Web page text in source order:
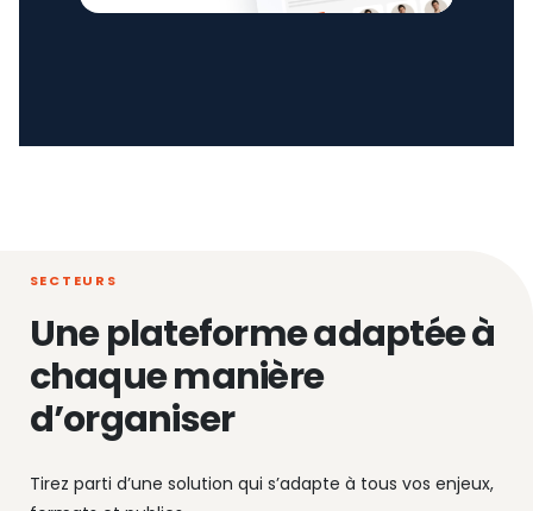
SECTEURS
Une plateforme adaptée à
chaque manière
d’organiser
Tirez parti d’une solution qui s’adapte à tous vos enjeux,